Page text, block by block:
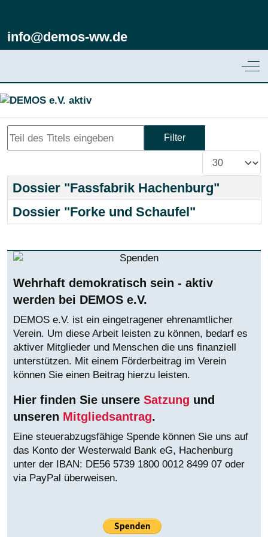
info@demos-ww.de
Teil des Titels eingeben
Filter
Anzeige #
Title
Dossier "Fassfabrik Hachenburg"
Dossier "Forke und Schaufel"
Wehrhaft demokratisch sein - aktiv
werden bei DEMOS e.V.
DEMOS e.V. ist ein eingetragener ehrenamtlicher
Verein. Um diese Arbeit leisten zu können, bedarf es
aktiver Mitglieder und Menschen die uns finanziell
unterstützen. Mit einem Förderbeitrag im Verein
können Sie einen Beitrag hierzu leisten.
Hier finden Sie unsere Satzung und
unseren Mitgliedsantrag.
Eine steuerabzugsfähige Spende können Sie uns auf
das Konto der Westerwald Bank eG, Hachenburg
unter der IBAN: DE56 5739 1800 0012 8499 07 oder
via PayPal überweisen.